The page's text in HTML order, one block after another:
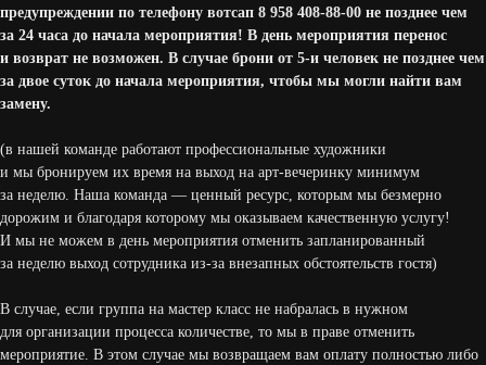
предупреждении по телефону вотсап 8 958 408-88-00 не позднее чем
за 24 часа до начала мероприятия! В день мероприятия перенос
и возврат не возможен. В случае брони от 5-и человек не позднее чем
за двое суток до начала мероприятия, чтобы мы могли найти вам
замену.
(в нашей команде работают профессиональные художники
и мы бронируем их время на выход на арт-вечеринку минимум
за неделю. Наша команда — ценный ресурс, которым мы безмерно
дорожим и благодаря которому мы оказываем качественную услугу!
И мы не можем в день мероприятия отменить запланированный
за неделю выход сотрудника из-за внезапных обстоятельств гостя)
В случае, если группа на мастер класс не набралась в нужном
для организации процесса количестве, то мы в праве отменить
мероприятие. В этом случае мы возвращаем вам оплату полностью либо